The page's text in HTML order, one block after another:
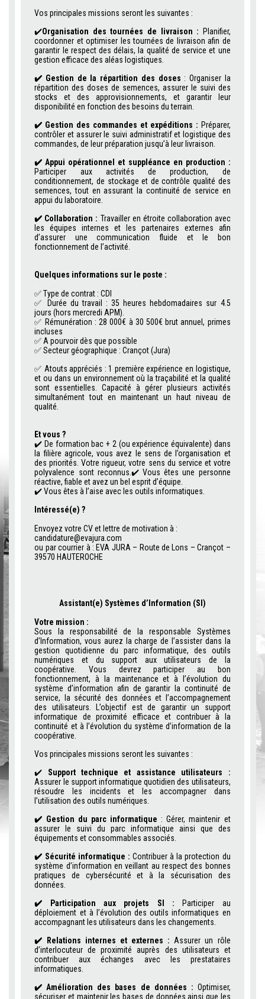
Vos principales missions seront les suivantes :
✔️Organisation des tournées de livraison :
Planifier,
coordonner et optimiser les tournées de livraison afin de
garantir le respect des délais, la qualité de service et une
gestion efficace des aléas logistiques.
✔️ Gestion de la répartition des doses : Organiser la
répartition des doses de semences, assurer le suivi des
stocks et des approvisionnements, et garantir leur
disponibilité en fonction des besoins du terrain.
✔️ Gestion des commandes et expéditions : Préparer,
contrôler et assurer le suivi administratif et logistique des
commandes, de leur préparation jusqu’à leur livraison.
✔️Appui opérationnel et suppléance en production :
Participer aux activités de production, de
conditionnement, de stockage et de contrôle qualité des
semences, tout en assurant la continuité de service en
appui du laboratoire.
✔️ Collaboration : Travailler en étroite collaboration avec
les équipes internes et les partenaires externes afin
d’assurer une communication fluide et le bon
fonctionnement de l’activité.
Quelques informations sur le poste :
✅Type de contrat : CDI
✅ Durée du travail :35 heures hebdomadaires sur 4.5
jours (hors mercredi APM).
✅ Rémunération : 28 000€ à 30 500€ brut annuel, primes
incluses
✅ A pourvoir dès que possible
✅Secteur géographique : Crançot (Jura)
✅ Atouts appréciés : 1 première expérience en logistique,
et ou dans un environnement où la traçabilité et la qualité
sont essentielles. Capacité à gérer plusieurs activités
simultanément tout en maintenant un haut niveau de
qualité.
Et vous ?
✔️ De formation bac + 2 (ou expérience équivalente) dans
la filière agricole, vous avez le sens de l’organisation et
des priorités. Votre rigueur, votre sens du service et votre
polyvalence sont reconnus. ✔️Vous êtes une personne
réactive, fiable et avez un bel esprit d’équipe.
✔️Vous êtes à l’aise avec les outils informatiques.
Intéressé(e) ?
Envoyez votre CV et lettre de motivation à :
candidature@evajura.com
ou par courrier à : EVA JURA – Route de Lons – Crançot –
39570 HAUTEROCHE
Assistant(e) Systèmes d’Information (SI)
Votre mission :
Sous la responsabilité de la responsable Systèmes
d’Information, vous aurez la charge de l’assister dans la
gestion quotidienne du parc informatique, des outils
numériques et du support aux utilisateurs de la
coopérative. Vous devrez participer au bon
fonctionnement, à la maintenance et à l’évolution du
système d’information afin de garantir la continuité de
service, la sécurité des données et l’accompagnement
des utilisateurs. L’objectif est de garantir un support
informatique de proximité efficace et contribuer à la
continuité et à l’évolution du système d’information de la
coopérative.
Vos principales missions seront les suivantes :
✔️ Support technique et assistance utilisateurs :
Assurer le support informatique quotidien des utilisateurs,
résoudre les incidents et les accompagner dans
l’utilisation des outils numériques.
✔️ Gestion du parc informatique : Gérer, maintenir et
assurer le suivi du parc informatique ainsi que des
équipements et consommables associés.
✔️ Sécurité informatique : Contribuer à la protection du
système d’information en veillant au respect des bonnes
pratiques de cybersécurité et à la sécurisation des
données.
✔️
Participation aux projets SI :
Participer au
déploiement et à l’évolution des outils informatiques en
accompagnant les utilisateurs dans les changements.
✔️
Relations internes et externes : Assurer un rôle
d’interlocuteur de proximité auprès des utilisateurs et
contribuer aux échanges avec les prestataires
informatiques.
✔️Amélioration des bases de données : Optimiser,
sécuriser et maintenir les bases de données ainsi que les